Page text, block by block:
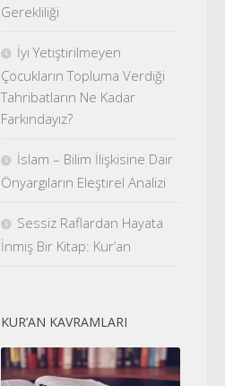
Gerekliliği
İyi Yetiştirilmeyen
Çocukların Topluma Verdiği
Tahribatların Ne Kadar
Farkındayız?
İslam – Bilim İlişkisine Dair
Önyargıların Eleştirel Analizi
Sessiz Raflardan Hayata
İnmiş Bir Kitap: Kur’an
KUR’AN KAVRAMLARI